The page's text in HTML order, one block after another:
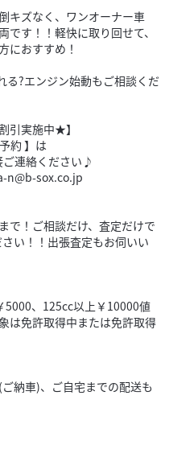
キズなく、ワンオーナー車
す！！軽快に取り回せて、
におすすめ！
?エンジン始動もご相談くだ
引実施中★】
約 】は
ご連絡ください♪
sox.co.jp
で！ご相談だけ、査定だけで
い！！出張査定もお伺いい
5000、125cc以上￥10000値
は免許取得中または免許取得
納車)、ご自宅までの配送も